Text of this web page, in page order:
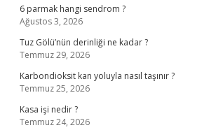
6 parmak hangi sendrom ?
Ağustos 3, 2026
Tuz Gölü’nün derinliği ne kadar ?
Temmuz 29, 2026
Karbondioksit kan yoluyla nasıl taşınır ?
Temmuz 25, 2026
Kasa işi nedir ?
Temmuz 24, 2026